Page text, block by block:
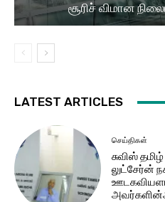
சூரிச் விமான
LATEST ARTICLES
செய்திகள்
சுவிஸ்
லுட்சேர்ன்